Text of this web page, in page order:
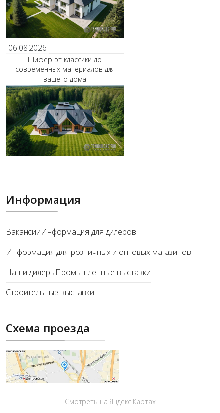
06.08.2026
Шифер от классики до
современных материалов для
вашего дома
Информация
ВакансииИнформация для дилеров
Информация для розничных и оптовых магазинов
Наши дилерыПромышленные выставки
Строительные выставки
Схема проезда
Смотреть на Яндекс.Картах